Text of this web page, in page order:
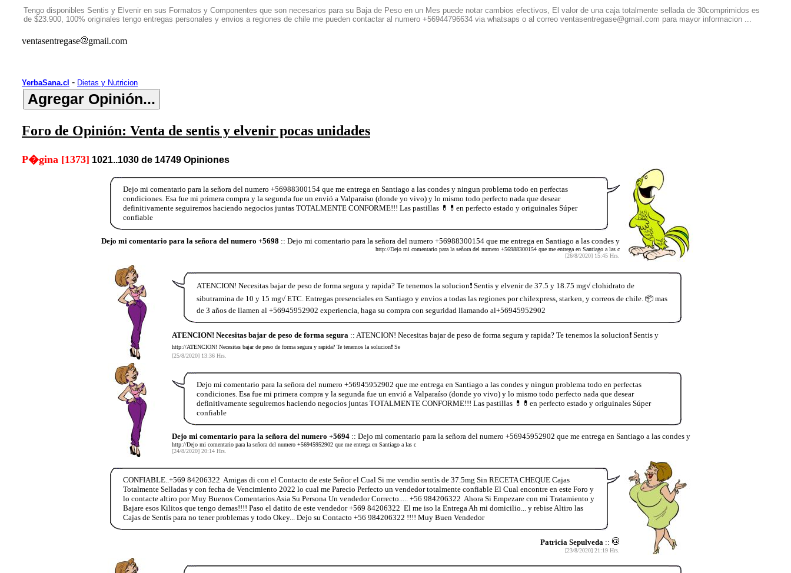
Tengo disponibles Sentis y Elvenir en sus Formatos y Componentes que son necesarios para su Baja de Peso en un Mes puede notar cambios efectivos, El valor de una caja totalmente sellada de 30comprimidos es
de $23.900, 100% originales tengo entregas personales y envios a regiones de chile me pueden contactar al numero +56944796634 via whatsaps o al correo ventasentregase@gmail.com para mayor informacion ...
ventasentregase gmail.com
YerbaSana.cl - Dietas y Nutricion
Foro de Opinión: Venta de sentis y elvenir pocas unidades
P�gina [1373] 1021..1030 de 14749 Opiniones
Dejo mi comentario para la señora del numero +56988300154 que me entrega en Santiago a las condes y ningun problema todo en perfectas
condiciones. Esa fue mi primera compra y la segunda fue un envió a Valparaíso (donde yo vivo) y lo mismo todo perfecto nada que desear
definitivamente seguiremos haciendo negocios juntas TOTALMENTE CONFORME!!! Las pastillas 💊💊en perfecto estado y origuinales Súper
confiable
Dejo mi comentario para la señora del numero +5698 :: Dejo mi comentario para la señora del numero +56988300154 que me entrega en Santiago a las condes y
http://Dejo mi comentario para la señora del numero +56988300154 que me entrega en Santiago a las c
[26/8/2020] 15:45 Hrs.
ATENCION! Necesitas bajar de peso de forma segura y rapida? Te tenemos la solucion❗ Sentis y elvenir de 37.5 y 18.75 mg√ clohidrato de
sibutramina de 10 y 15 mg√ ETC. Entregas presenciales en Santiago y envios a todas las regiones por chilexpress, starken, y correos de chile. 📦 mas
de 3 años de llamen al +56945952902 experiencia, haga su compra con seguridad llamando al+56945952902
ATENCION! Necesitas bajar de peso de forma segura :: ATENCION! Necesitas bajar de peso de forma segura y rapida? Te tenemos la solucion❗ Sentis y
http://ATENCION! Necesitas bajar de peso de forma segura y rapida? Te tenemos la solucion❗ Se
[25/8/2020] 13:36 Hrs.
Dejo mi comentario para la señora del numero +56945952902 que me entrega en Santiago a las condes y ningun problema todo en perfectas
condiciones. Esa fue mi primera compra y la segunda fue un envió a Valparaíso (donde yo vivo) y lo mismo todo perfecto nada que desear
definitivamente seguiremos haciendo negocios juntas TOTALMENTE CONFORME!!! Las pastillas 💊💊en perfecto estado y origuinales Súper
confiable
Dejo mi comentario para la señora del numero +5694:: Dejo mi comentario para la señora del numero +56945952902 que me entrega en Santiago a las condes y
http://Dejo mi comentario para la señora del numero +56945952902 que me entrega en Santiago a las c
[24/8/2020] 20:14 Hrs.
CONFIABLE..+569 84206322 Amigas di con el Contacto de este Señor el Cual Si me vendio sentìs de 37.5mg Sin RECETA CHEQUE Cajas
Totalmente Selladas y con fecha de Vencimiento 2022 lo cual me Parecio Perfecto un vendedor totalmente confiable El Cual encontre en este Foro y
lo contacte altiro por Muy Buenos Comentarios Asia Su Persona Un vendedor Correcto..... +56 984206322 Ahora Si Empezare con mi Tratamiento y
Bajare esos Kilitos que tengo demas!!!! Paso el datito de este vendedor +569 84206322 El me iso la Entrega Ah mi domicilio... y rebise Altiro las
Cajas de Sentís para no tener problemas y todo Okey... Dejo su Contacto +56 984206322 !!!! Muy Buen Vendedor
Patricia Sepulveda ::
[23/8/2020] 21:19 Hrs.